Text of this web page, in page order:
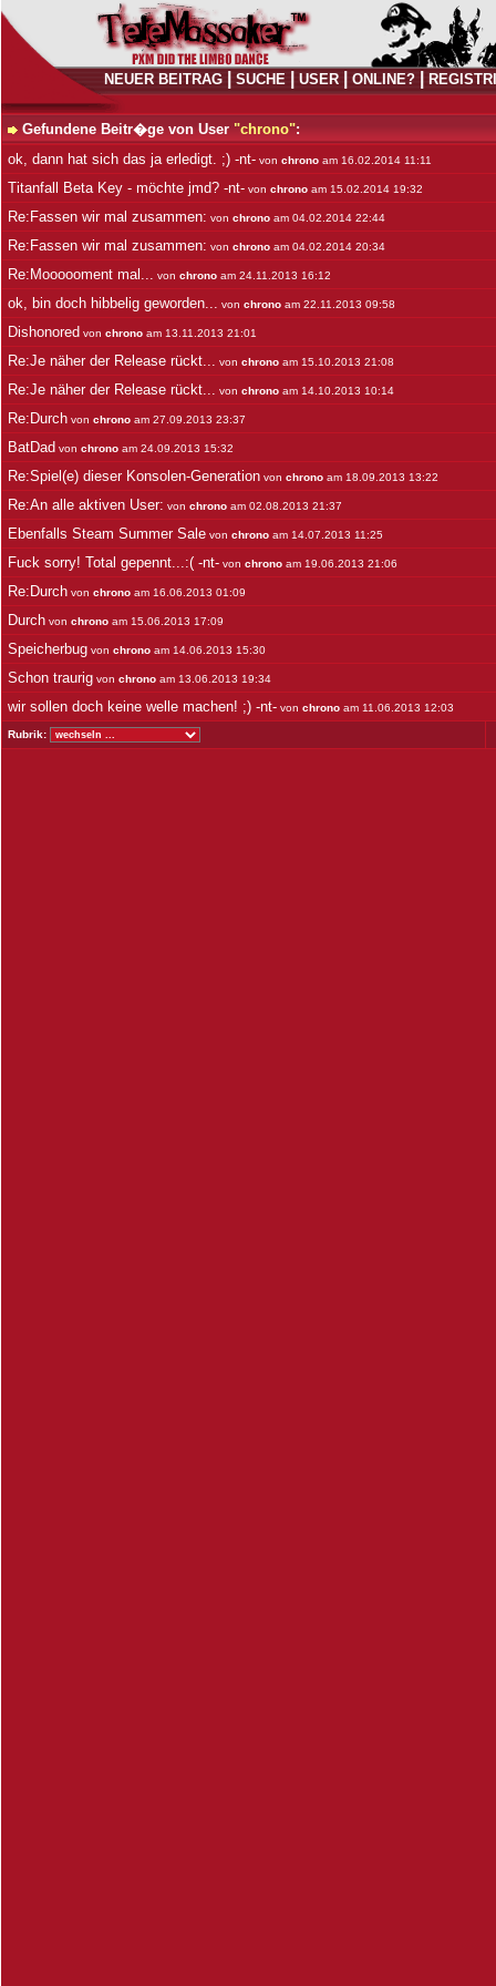
NEUER BEITRAG SUCHE USER ONLINE?
Gefundene Beitr�ge von User"chrono":
ok, dann hat sich das ja erledigt. ;) -nt- von chrono am 16.02.2014 11:11
Titanfall Beta Key - möchte jmd? -nt- von chrono am 15.02.2014 19:32
Re:Fassen wir mal zusammen: von chrono am 04.02.2014 22:44
Re:Fassen wir mal zusammen: von chrono am 04.02.2014 20:34
Re:Moooooment mal... von chrono am 24.11.2013 16:12
ok, bin doch hibbelig geworden... von chrono am 22.11.2013 09:58
Dishonored von chrono am 13.11.2013 21:01
Re:Je näher der Release rückt... von chrono am 15.10.2013 21:08
Re:Je näher der Release rückt... von chrono am 14.10.2013 10:14
Re:Durch von chrono am 27.09.2013 23:37
BatDad von chrono am 24.09.2013 15:32
Re:Spiel(e) dieser Konsolen-Generation von chrono am 18.09.2013 13:22
Re:An alle aktiven User: von chrono am 02.08.2013 21:37
Ebenfalls Steam Summer Sale von chrono am 14.07.2013 11:25
Fuck sorry! Total gepennt...:( -nt- von chrono am 19.06.2013 21:06
Re:Durch von chrono am 16.06.2013 01:09
Durch von chrono am 15.06.2013 17:09
Speicherbug von chrono am 14.06.2013 15:30
Schon traurig von chrono am 13.06.2013 19:34
wir sollen doch keine welle machen! ;) -nt- von chrono am 11.06.2013 12:03
Rubrik: